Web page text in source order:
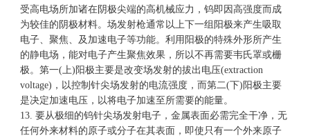
受高电场所加诸在阴极尖端的高机械应力，钨即因高强度而成
为较佳的阴极材料。场发射枪通常以上下一组阳极来产生吸取
电子、聚焦、及加速电子等功能。利用阳极的特殊外形所产生
的静电场，能对电子产生聚焦效果，所以不再需要韦氏罩或栅
极。第一(上)阳极主要是改变场发射的拔出电压(extraction
voltage)，以控制针尖场发射的电流强度，而第二(下)阳极主要
是决定加速电压，以将电子加速至所需要的能量。
13. 要从极细的钨针尖场发射电子，金属表面必需完全干净，无
任何外来材料的原子或分子在其表面，即使只有一个外来原子